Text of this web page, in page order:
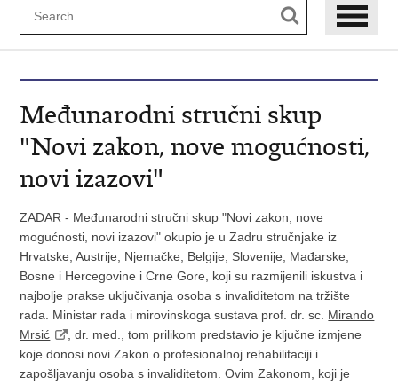
Međunarodni stručni skup
"Novi zakon, nove mogućnosti,
novi izazovi"
ZADAR - Međunarodni stručni skup "Novi zakon, nove
mogućnosti, novi izazovi" okupio je u Zadru stručnjake iz
Hrvatske, Austrije, Njemačke, Belgije, Slovenije, Mađarske,
Bosne i Hercegovine i Crne Gore, koji su razmijenili iskustva i
najbolje prakse uključivanja osoba s invaliditetom na tržište
rada. Ministar rada i mirovinskoga sustava prof. dr. sc. Mirando
Mrsić
, dr. med., tom prilikom predstavio je ključne izmjene
koje donosi novi Zakon o profesionalnoj rehabilitaciji i
zapošljavanju osoba s invaliditetom. Ovim Zakonom, koji je